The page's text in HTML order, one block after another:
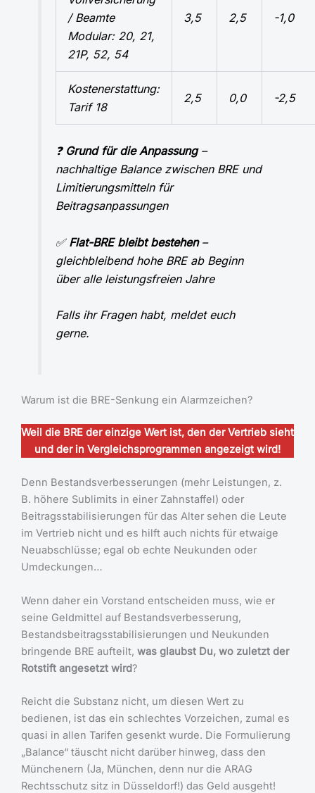
/ Beamte
Modular: 20, 21,
21P, 52, 54
3,5 2,5 -1,0
Kostenerstattung:
Tarif 18
2,5 0,0 -2,5
❓ Grund für die Anpassung–
nachhaltige Balance zwischen BRE und
Limitierungsmitteln für
Beitragsanpassungen
✅ Flat-BRE bleibt bestehen–
gleichbleibend hohe BRE ab Beginn
über alle leistungsfreien Jahre
Falls ihr Fragen habt, meldet euch
gerne.
Warum ist die BRE-Senkung ein Alarmzeichen?
Weil die BRE der einzige Wert ist, den der Vertrieb sieht
und der in Vergleichsprogrammen angezeigt wird!
Denn Bestandsverbesserungen (mehr Leistungen, z.
B. höhere Sublimits in einer Zahnstaffel) oder
Beitragsstabilisierungen für das Alter sehen die Leute
im Vertrieb nicht und es hilft auch nichts für etwaige
Neuabschlüsse; egal ob echte Neukunden oder
Umdeckungen…
Wenn daher ein Vorstand entscheiden muss, wie er
seine Geldmittel auf Bestandsverbesserung,
Bestandsbeitragsstabilisierungen und Neukunden
bringende BRE aufteilt, was glaubst Du, wo zuletzt der
Rotstift angesetzt wird?
Reicht die Substanz nicht, um diesen Wert zu
bedienen, ist das ein schlechtes Vorzeichen, zumal es
quasi in allen Tarifen gesenkt wurde. Die Formulierung
„Balance“ täuscht nicht darüber hinweg, dass den
Münchenern (Ja, München, denn nur die ARAG
Rechtsschutz sitz in Düsseldorf!) das Geld ausgeht!